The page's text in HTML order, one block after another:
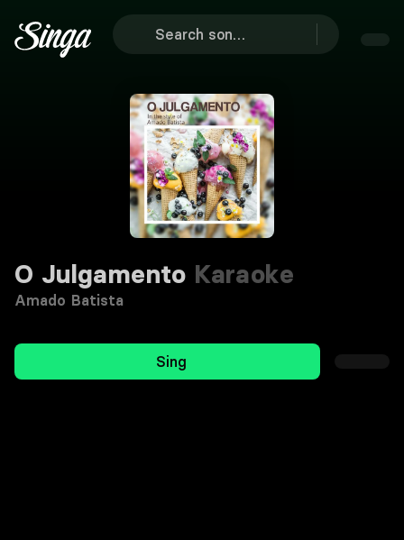
O Julgamento Karaoke
Amado Batista
Sing